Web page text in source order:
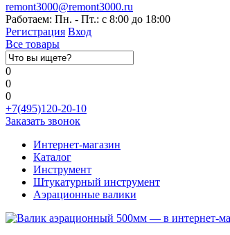
remont3000@remont3000.ru
Работаем: Пн. - Пт.: с 8:00 до 18:00
Регистрация Вход
Все товары
0
0
0
+7(495)120-20-10
Заказать звонок
Интернет-магазин
Каталог
Инструмент
Штукатурный инструмент
Аэрационные валики